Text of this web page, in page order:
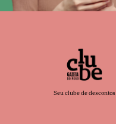
Seu clube de descontos